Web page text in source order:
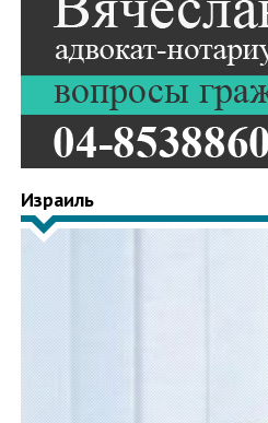
Израиль